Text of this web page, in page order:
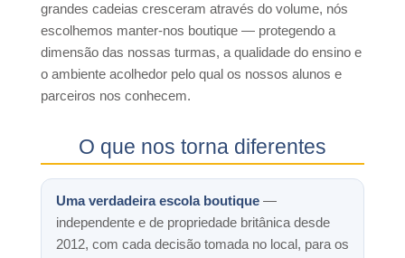
grandes cadeias cresceram através do volume, nós
escolhemos manter-nos boutique — protegendo a
dimensão das nossas turmas, a qualidade do ensino e
o ambiente acolhedor pelo qual os nossos alunos e
parceiros nos conhecem.
O que nos torna diferentes
Uma verdadeira escola boutique —
independente e de propriedade britânica desde
2012, com cada decisão tomada no local, para os